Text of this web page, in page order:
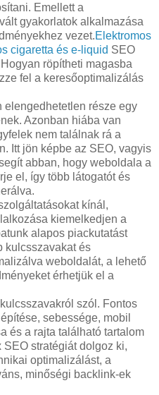
Emellett a
gyakorlatok alkalmazása
vezet.Elektromos
cigaretta és e-liquid SEO
röpítheti magasba
fel a keresőoptimalizálás
része egy
Azonban hiába van
nem találnak rá a
Itt jön képbe az SEO, vagyis
abban, hogy weboldala a
el, így több látogatót és
kínál,
kiemelkedjen a
alapos piackutatást
kulcsszavakat és
weboldalát, a lehető
érhetjük el a
szól. Fontos
sebessége, mobil
és a rajta található tartalom
stratégiát dolgoz ki,
optimalizálást, a
minőségi backlink-ek